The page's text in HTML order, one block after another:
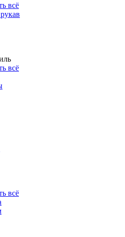
всё
всё
всё